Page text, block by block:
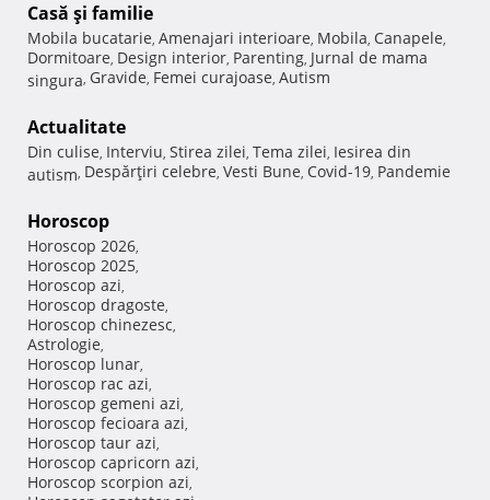
Casă şi familie
Mobila bucatarie, Amenajari interioare, Mobila, Canapele,
Dormitoare, Design interior, Parenting, Jurnal de mama
singura, Gravide, Femei curajoase, Autism
Actualitate
Din culise, Interviu, Stirea zilei, Tema zilei, Iesirea din
autism, Despărţiri celebre, Vesti Bune, Covid-19, Pandemie
Horoscop
Horoscop 2026,
Horoscop 2025,
Horoscop azi,
Horoscop dragoste,
Horoscop chinezesc,
Astrologie,
Horoscop lunar,
Horoscop rac azi,
Horoscop gemeni azi,
Horoscop fecioara azi,
Horoscop taur azi,
Horoscop capricorn azi,
Horoscop scorpion azi,